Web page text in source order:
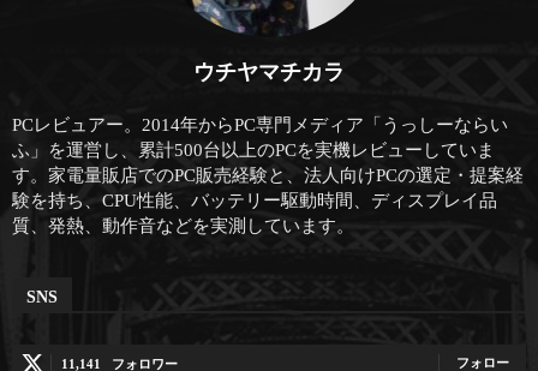
ウチヤマチカラ
PCレビュアー。2014年からPC専門メディア「うっしーならい
ふ」を運営し、累計500台以上のPCを実機レビューしていま
す。家電量販店でのPC販売経験と、法人向けPCの選定・提案経
験を持ち、CPU性能、バッテリー駆動時間、ディスプレイ品
質、発熱、動作音などを実測しています。
SNS
11,141 フォロワー フォロー